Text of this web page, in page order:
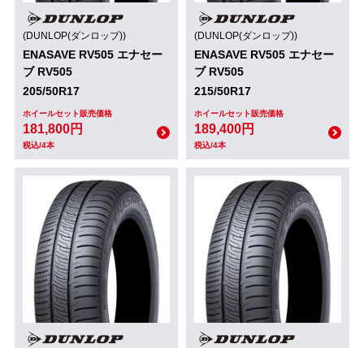
(DUNLOP(ダンロップ))
ENASAVE RV505 エナセー
ブ RV505
205/50R17
ホイールセット販売価格
181,800円
税込/4本
(DUNLOP(ダンロップ))
ENASAVE RV505 エナセー
ブ RV505
215/50R17
ホイールセット販売価格
189,400円
税込/4本